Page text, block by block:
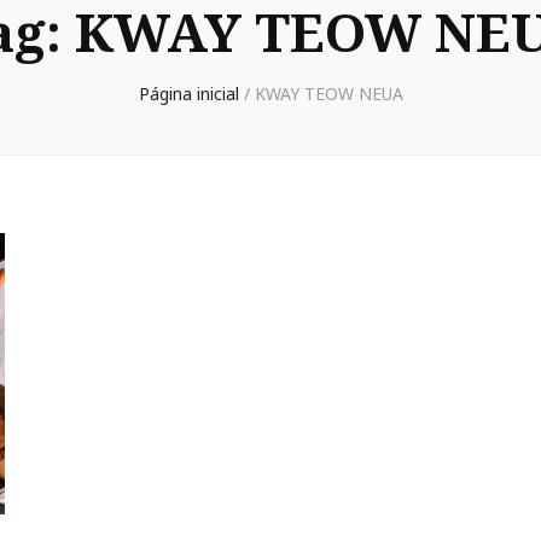
KWAY TEOW
Página inicial / KWAY TEOW NEUA